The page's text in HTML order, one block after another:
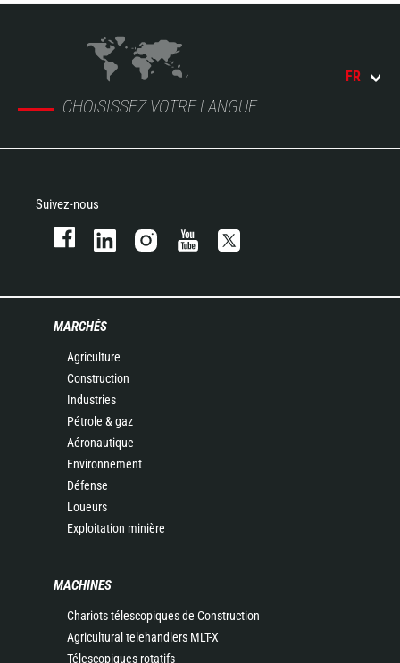
CHOISISSEZ VOTRE LANGUE
FR
Suivez-nous
MARCHÉS
Agriculture
Construction
Industries
Pétrole & gaz
Aéronautique
Environnement
Défense
Loueurs
Exploitation minière
MACHINES
Chariots télescopiques de Construction
Agricultural telehandlers MLT-X
Télescopiques rotatifs